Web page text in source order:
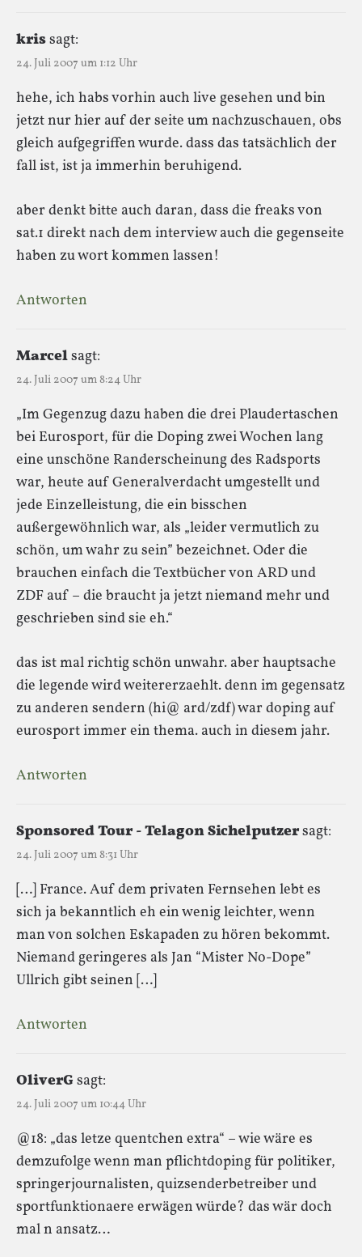
krissagt:
24. Juli 2007 um 1:12 Uhr
hehe, ich habs vorhin auch live gesehen und bin
jetzt nur hier auf der seite um nachzuschauen, obs
gleich aufgegriffen wurde. dass das tatsächlich der
fall ist, ist ja immerhin beruhigend.
aber denkt bitte auch daran, dass die freaks von
sat.1 direkt nach dem interview auch die gegenseite
haben zu wort kommen lassen!
Antworten
Marcelsagt:
24. Juli 2007 um 8:24 Uhr
„Im Gegenzug dazu haben die drei Plaudertaschen
bei Eurosport, für die Doping zwei Wochen lang
eine unschöne Randerscheinung des Radsports
war, heute auf Generalverdacht umgestellt und
jede Einzelleistung, die ein bisschen
außergewöhnlich war, als „leider vermutlich zu
schön, um wahr zu sein” bezeichnet. Oder die
brauchen einfach die Textbücher von ARD und
ZDF auf – die braucht ja jetzt niemand mehr und
geschrieben sind sie eh.“
das ist mal richtig schön unwahr. aber hauptsache
die legende wird weitererzaehlt. denn im gegensatz
zu anderen sendern (hi@ ard/zdf) war doping auf
eurosport immer ein thema. auch in diesem jahr.
Antworten
Sponsored Tour - Telagon Sichelputzersagt:
24. Juli 2007 um 8:31 Uhr
[…] France. Auf dem privaten Fernsehen lebt es
sich ja bekanntlich eh ein wenig leichter, wenn
man von solchen Eskapaden zu hören bekommt.
Niemand geringeres als Jan “Mister No-Dope”
Ullrich gibt seinen […]
Antworten
OliverG sagt:
24. Juli 2007 um 10:44 Uhr
@18: „das letze quentchen extra“ – wie wäre es
demzufolge wenn man pflichtdoping für politiker,
springerjournalisten, quizsenderbetreiber und
sportfunktionaere erwägen würde? das wär doch
mal n ansatz…